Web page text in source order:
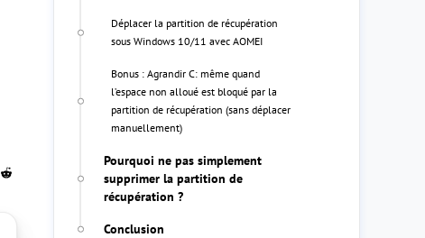
Déplacer la partition de récupération
sous Windows 10/11 avec AOMEI
Bonus : Agrandir C: même quand
l’espace non alloué est bloqué par la
partition de récupération (sans déplacer
manuellement)
Pourquoi ne pas simplement
supprimer la partition de
récupération ?
Conclusion